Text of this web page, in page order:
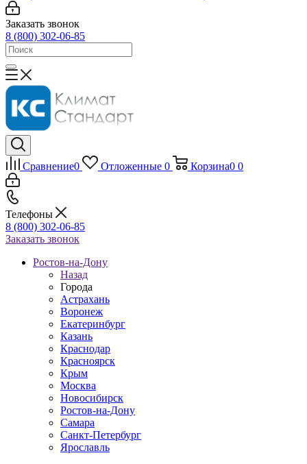
Заказать звонок
8 (800) 302-06-85
Сравнение0 Отложенные 0 Корзина0 0
Телефоны
8 (800) 302-06-85
Заказать звонок
Ростов-на-Дону
Назад
Города
Астрахань
Воронеж
Екатеринбург
Казань
Краснодар
Красноярск
Крым
Москва
Новосибирск
Ростов-на-Дону
Самара
Санкт-Петербург
Ярославль